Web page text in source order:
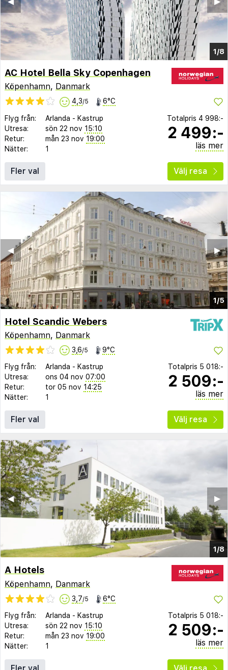
1/8
AC Hotel Bella Sky Copenhagen
Köpenhamn, Danmark
4,3/5 6°C
Flyg från: Arlanda - Kastrup
Utresa:
sön 22 nov 15:10
Retur:
mån 23 nov 19:00
Nätter:
1
Totalpris 4 998:-
2 499:-
läs mer
Fler val Välj resa
1/5
▶︎
◀︎
Hotel Scandic Webers
Köpenhamn, Danmark
3,6/5 9°C
Flyg från: Arlanda - Kastrup
Utresa:
ons 04 nov 07:00
Retur:
tor 05 nov 14:25
Nätter:
1
Totalpris 5 018:-
2 509:-
läs mer
Fler val Välj resa
1/8
▶︎
◀︎
A Hotels
Köpenhamn, Danmark
3,7/5 6°C
Flyg från: Arlanda - Kastrup
Utresa:
sön 22 nov 15:10
Retur:
mån 23 nov 19:00
Nätter:
1
Totalpris 5 018:-
2 509:-
läs mer